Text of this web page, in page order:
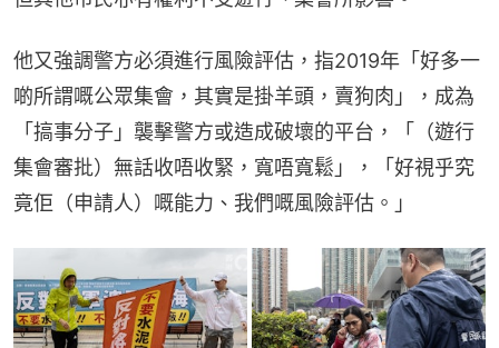
他又強調警方必須進行風險評估，指2019年「好多一
啲所謂嘅公眾集會，其實是掛羊頭，賣狗肉」，成為
「搞事分子」襲擊警方或造成破壞的平台，「（遊行
集會審批）無話收唔收緊，寬唔寬鬆」，「好視乎究
竟佢（申請人）嘅能力、我們嘅風險評估。」